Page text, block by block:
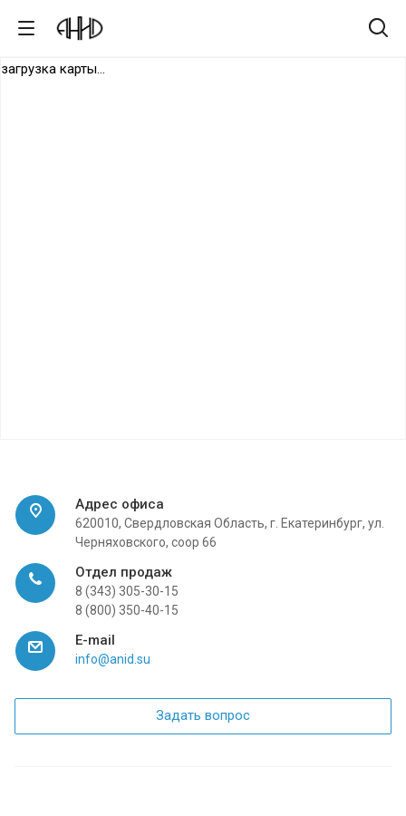
загрузка карты...
Адрес офиса
620010, Свердловская Область, г. Екатеринбург, ул.
Черняховского, соор 66
Отдел продаж
8 (343) 305-30-15
8 (800) 350-40-15
E-mail
info@anid.su
Задать вопрос